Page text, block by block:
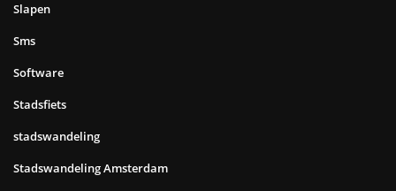
Slapen
Sms
Software
Stadsfiets
stadswandeling
Stadswandeling Amsterdam